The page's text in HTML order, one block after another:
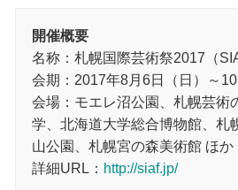
開催概要
名称：札幌国際芸術祭2017（
会期：2017年8月6日（日）～10
会場：モエレ沼公園、札幌芸術
学、北海道大学総合博物館、札
山公園、札幌宮の森美術館 ほか
詳細URL： http://siaf.jp/